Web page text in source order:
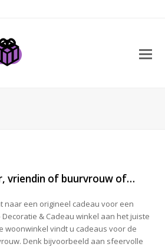
vriendin of buurvrouw of…
naar een origineel cadeau voor een
& Cadeau winkel aan het juiste
woonwinkel vindt u cadeaus voor de
Denk bijvoorbeeld aan sfeervolle